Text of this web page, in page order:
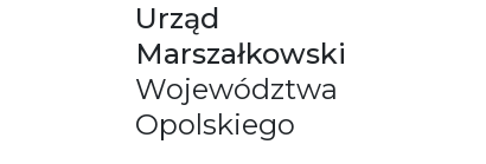
Urząd
Marszałkowski
Województwa
Opolskiego